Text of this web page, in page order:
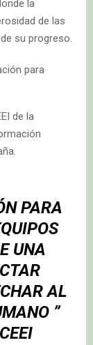
la
de las
su progreso.
para
de la
PARA
UNA
AL
”